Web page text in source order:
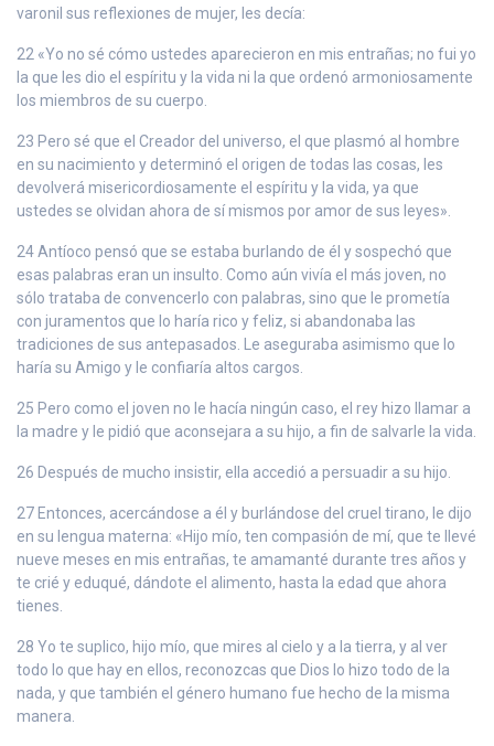
varonil sus reflexiones de mujer, les decía:
22 «Yo no sé cómo ustedes aparecieron en mis entrañas; no fui yo
la que les dio el espíritu y la vida ni la que ordenó armoniosamente
los miembros de su cuerpo.
23 Pero sé que el Creador del universo, el que plasmó al hombre
en su nacimiento y determinó el origen de todas las cosas, les
devolverá misericordiosamente el espíritu y la vida, ya que
ustedes se olvidan ahora de sí mismos por amor de sus leyes».
24 Antíoco pensó que se estaba burlando de él y sospechó que
esas palabras eran un insulto. Como aún vivía el más joven, no
sólo trataba de convencerlo con palabras, sino que le prometía
con juramentos que lo haría rico y feliz, si abandonaba las
tradiciones de sus antepasados. Le aseguraba asimismo que lo
haría su Amigo y le confiaría altos cargos.
25 Pero como el joven no le hacía ningún caso, el rey hizo llamar a
la madre y le pidió que aconsejara a su hijo, a fin de salvarle la vida.
26 Después de mucho insistir, ella accedió a persuadir a su hijo.
27 Entonces, acercándose a él y burlándose del cruel tirano, le dijo
en su lengua materna: «Hijo mío, ten compasión de mí, que te llevé
nueve meses en mis entrañas, te amamanté durante tres años y
te crié y eduqué, dándote el alimento, hasta la edad que ahora
tienes.
28 Yo te suplico, hijo mío, que mires al cielo y a la tierra, y al ver
todo lo que hay en ellos, reconozcas que Dios lo hizo todo de la
nada, y que también el género humano fue hecho de la misma
manera.